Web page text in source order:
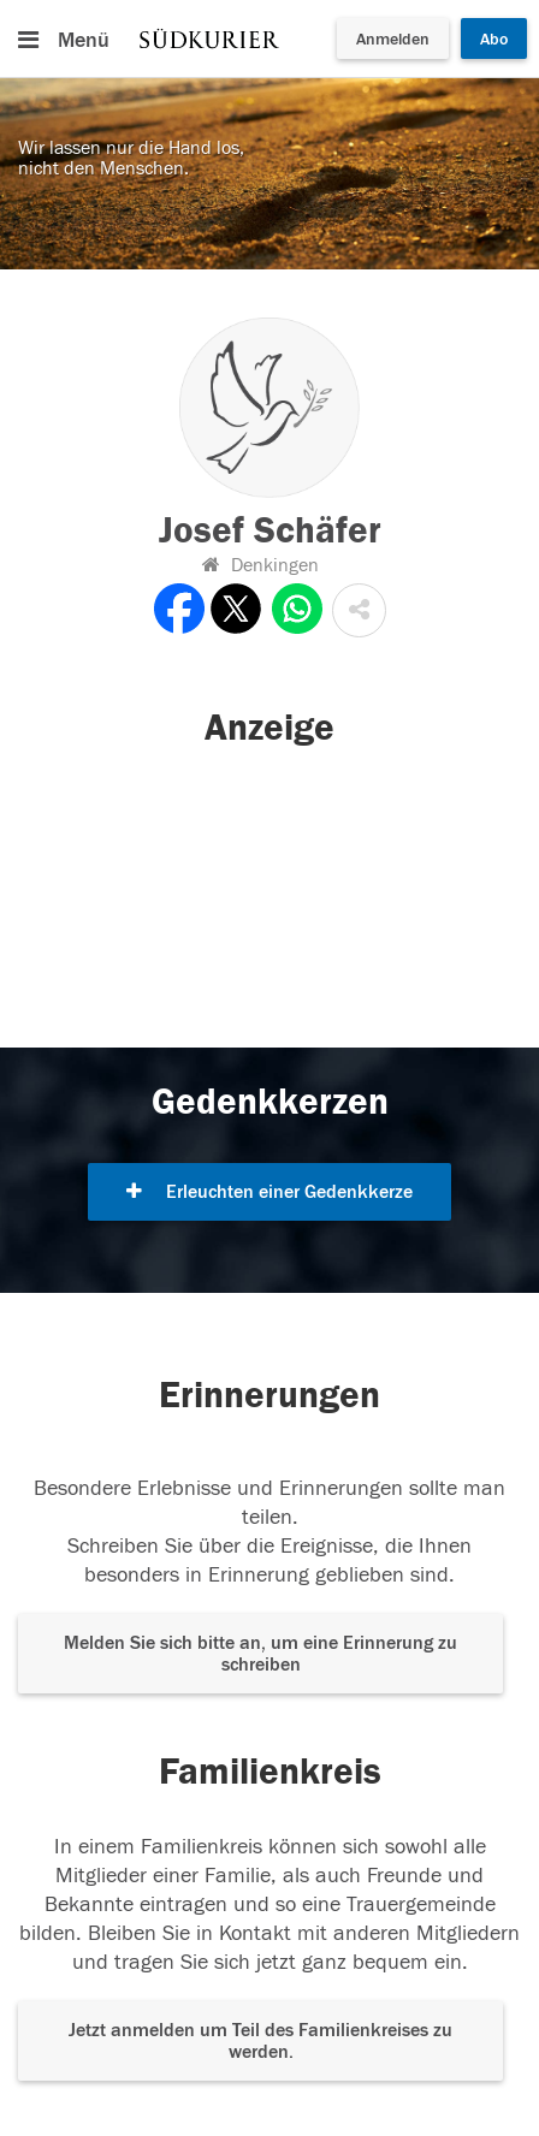
Menü Anmelden Abo
Wir lassen nur die Hand los,
nicht den Menschen.
Josef Schäfer
Denkingen
Anzeige
Gedenkkerzen
Erleuchten einer Gedenkkerze
Erinnerungen
Besondere Erlebnisse und Erinnerungen sollte man
teilen.
Schreiben Sie über die Ereignisse, die Ihnen
besonders in Erinnerung geblieben sind.
Melden Sie sich bitte an, um eine Erinnerung zu
schreiben
Familienkreis
In einem Familienkreis können sich sowohl alle
Mitglieder einer Familie, als auch Freunde und
Bekannte eintragen und so eine Trauergemeinde
bilden. Bleiben Sie in Kontakt mit anderen Mitgliedern
und tragen Sie sich jetzt ganz bequem ein.
Jetzt anmelden um Teil des Familienkreises zu
werden.